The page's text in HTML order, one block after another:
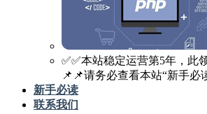
✅️✅️本站稳定运营第5年，此
📌📌请务必查看本站“新手必
新手必读
联系我们